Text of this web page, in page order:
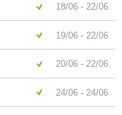
18/06 - 22/06
19/06 - 22/06
20/06 - 22/06
24/06 - 24/06